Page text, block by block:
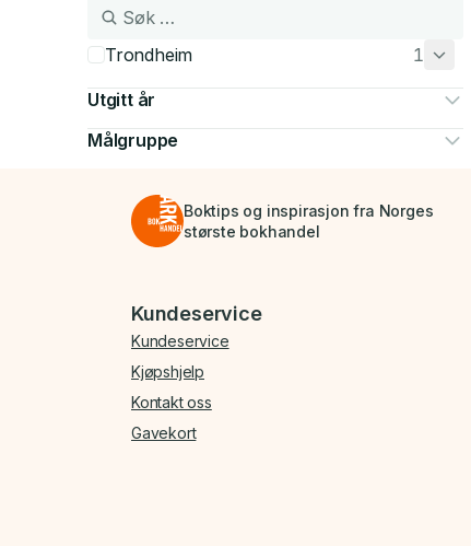
Trondheim 1
Utgitt år
Målgruppe
Boktips og inspirasjon fra Norges
største bokhandel
Bunnmeny
Kundeservice
Kundeservice
Kjøpshjelp
Kontakt oss
Gavekort